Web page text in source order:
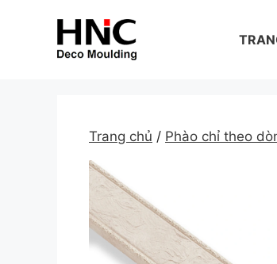
Trang chủ / Phào chỉ theo